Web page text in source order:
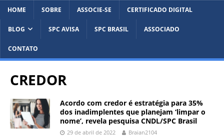
HOME SOBRE ASSOCIE-SE CERTIFICADO DIGITAL
BLOG SPC AVISA SPC BRASIL ASSOCIADO
CONTATO
CREDOR
Acordo com credor é estratégia para 35%
dos inadimplentes que planejam ‘limpar o
nome’, revela pesquisa CNDL/SPC Brasil
29 de abril de 2022 Braian2104